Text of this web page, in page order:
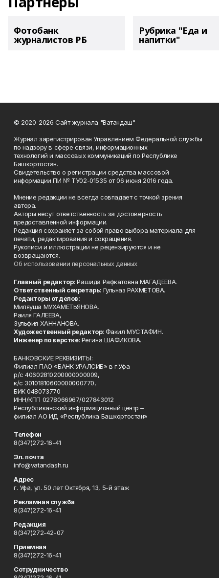
Фотобанк
журналистов РБ
Рубрика "Еда и
напитки"
© 2020-2026 Сайт журнала "Ватандаш"
Журнал зарегистрирован Управлением Федеральной службы
по надзору в сфере связи, информационных
технологий и массовых коммуникаций по Республике
Башкортостан.
Свидетельство о регистрации средства массовой
информации ПИ № ТУ02-01535 от 06 июня 2016 года.
Мнение редакции не всегда совпадает с точкой зрения
автора.
Авторы несут ответственность за достоверность
предоставленной информации.
Редакция сохраняет за собой право выбора материала для
печати, редактирования и сокращения.
Рукописи и иллюстрации не рецензируются и не
возвращаются.
Об использовании персональных данных
Главный редактор: Рашида Рафкатовна МАГАДЕЕВА.
Ответственный секретарь: Гульназ РАХМЕТОВА.
Редакторы отделов:
Миляуша МУХАМЕТЬЯНОВА,
Раиля ГАЛЕЕВА,
Зульфия ХАННАНОВА.
Художественный редактор: Факил МУСТАФИН.
Инженер по верстке: Регина ШАФИКОВА.
БАНКОВСКИЕ РЕКВИЗИТЫ:
Филиал ПАО «БАНК УРАЛСИБ» в г.Уфа
р/с 40602810200000000009,
к/с 30101810600000000770,
БИК 048073770
ИНН/КПП 0278066967/027843012
Республиканский информационный центр –
филиал АО ИД «Республика Башкортостан»
Телефон
8(347)272-16-41
Эл. почта
info@vatandash.ru
Адрес
г. Уфа, ул. 50 лет Октября, 13, 5-й этаж
Рекламная служба
8(347)272-16-41
Редакция
8(347)272-42-07
Приемная
8(347)272-16-41
Сотрудничество